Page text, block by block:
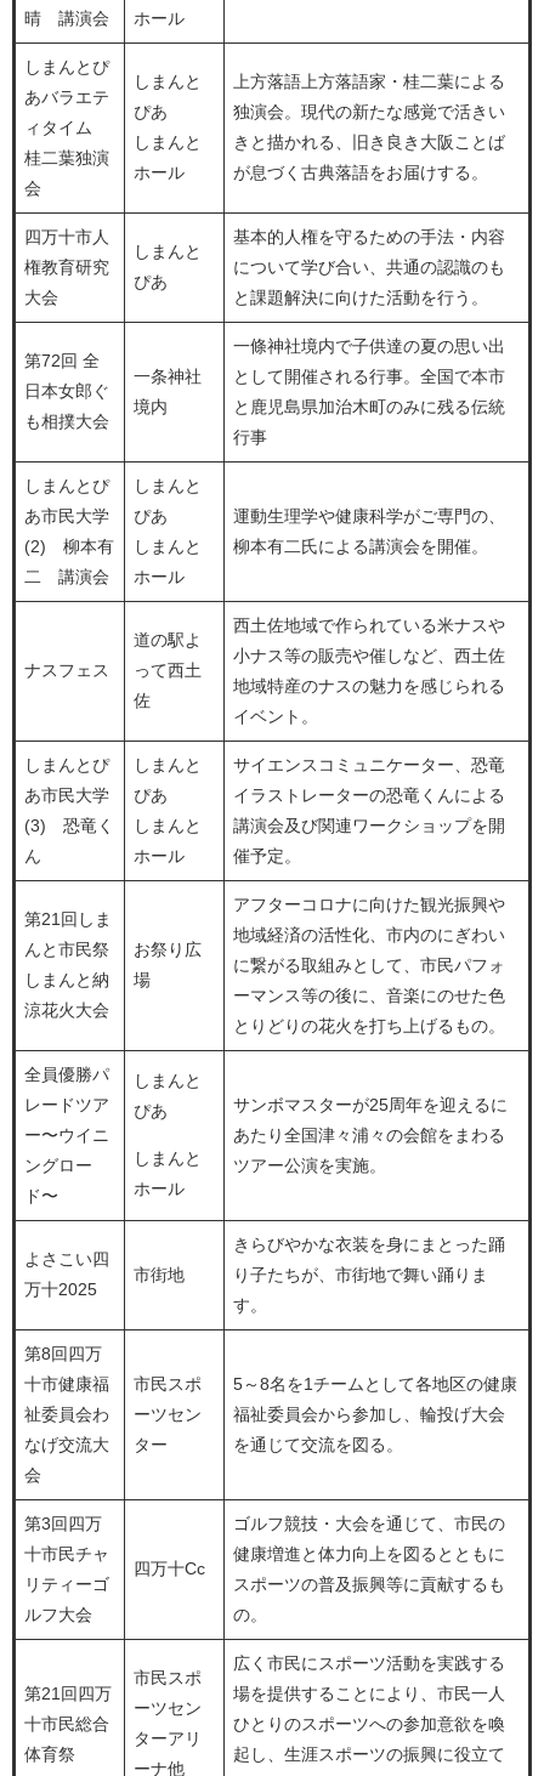
晴 講演会
ホール
しまんとぴ
あバラエテ
ィタイム
桂二葉独演
会
しまんと
ぴあ
しまんと
ホール
上方落語上方落語家・桂二葉による
独演会。現代の新たな感覚で活きい
きと描かれる、旧き良き大阪ことば
が息づく古典落語をお届けする。
四万十市人
権教育研究
大会
しまんと
ぴあ
基本的人権を守るための手法・内容
について学び合い、共通の認識のも
と課題解決に向けた活動を行う。
第72回 全
日本女郎ぐ
も相撲大会
一条神社
境内
一條神社境内で子供達の夏の思い出
として開催される行事。全国で本市
と鹿児島県加治木町のみに残る伝統
行事
しまんとぴ
あ市民大学
(2) 柳本有
二 講演会
しまんと
ぴあ
しまんと
ホール
運動生理学や健康科学がご専門の、
柳本有二氏による講演会を開催。
ナスフェス
道の駅よ
って西土
佐
西土佐地域で作られている米ナスや
小ナス等の販売や催しなど、西土佐
地域特産のナスの魅力を感じられる
イベント。
しまんとぴ
あ市民大学
(3) 恐竜く
ん
しまんと
ぴあ
しまんと
ホール
サイエンスコミュニケーター、恐竜
イラストレーターの恐竜くんによる
講演会及び関連ワークショップを開
催予定。
第21回しま
んと市民祭
しまんと納
涼花火大会
お祭り広
場
アフターコロナに向けた観光振興や
地域経済の活性化、市内のにぎわい
に繋がる取組みとして、市民パフォ
ーマンス等の後に、音楽にのせた色
とりどりの花火を打ち上げるもの。
全員優勝パ
レードツア
ー〜ウイニ
ングロー
ド〜
しまんと
ぴあ
しまんと
ホール
サンボマスターが25周年を迎えるに
あたり全国津々浦々の会館をまわる
ツアー公演を実施。
よさこい四
万十2025
市街地
きらびやかな衣装を身にまとった踊
り子たちが、市街地で舞い踊りま
す。
第8回四万
十市健康福
祉委員会わ
なげ交流大
会
市民スポ
ーツセン
ター
5～8名を1チームとして各地区の健康
福祉委員会から参加し、輪投げ大会
を通じて交流を図る。
第3回四万
十市民チャ
リティーゴ
ルフ大会
四万十Cc
ゴルフ競技・大会を通じて、市民の
健康増進と体力向上を図るとともに
スポーツの普及振興等に貢献するも
の。
第21回四万
十市民総合
体育祭
市民スポ
ーツセン
ターアリ
ーナ他
広く市民にスポーツ活動を実践する
場を提供することにより、市民一人
ひとりのスポーツへの参加意欲を喚
起し、生涯スポーツの振興に役立て